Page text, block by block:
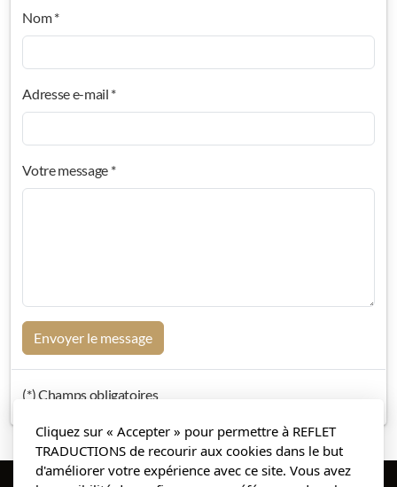
Nom *
Adresse e-mail *
Votre message *
Envoyer le message
(*) Champs obligatoires
Cliquez sur « Accepter » pour permettre à REFLET
TRADUCTIONS de recourir aux cookies dans le but
d'améliorer votre expérience avec ce site. Vous avez